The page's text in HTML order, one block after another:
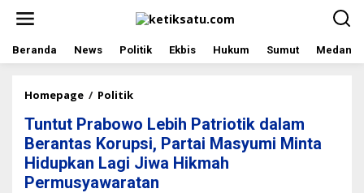
t
Beranda News Politik Ekbis Hukum Sumut Medan
Homepage / Politik
n
t
u
t
P
Tuntut Prabowo Lebih Patriotik dalam
Berantas Korupsi, Partai Masyumi Minta
Hidupkan Lagi Jiwa Hikmah
Permusyawaratan